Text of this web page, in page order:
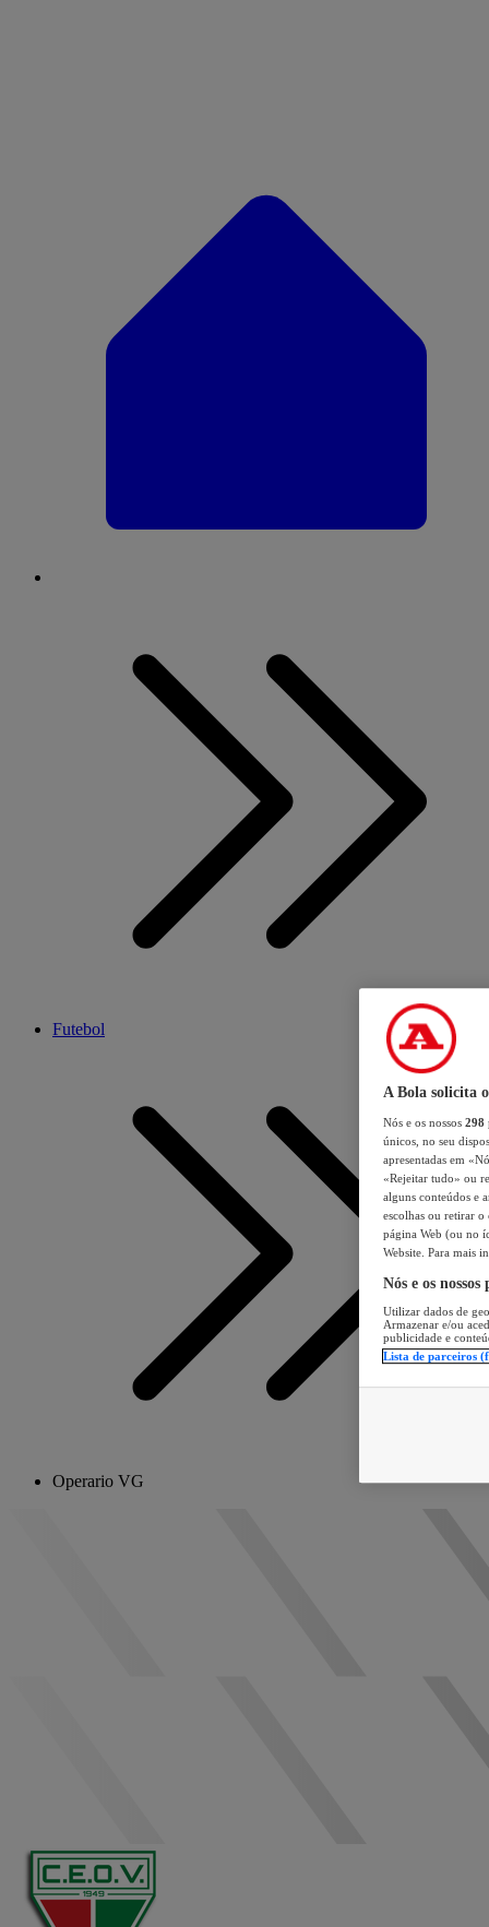
Futebol
Operario VG
A Bola solicita
Nós e os nossos 298
únicos, no seu
apresentadas em
«Rejeitar tudo» ou
alguns conteúdos e
escolhas ou retirar
página Web (ou no
Website. Para mais
Nós e os
Utilizar dados de
Armazenar e/ou
publicidade e
Lista de parceiros